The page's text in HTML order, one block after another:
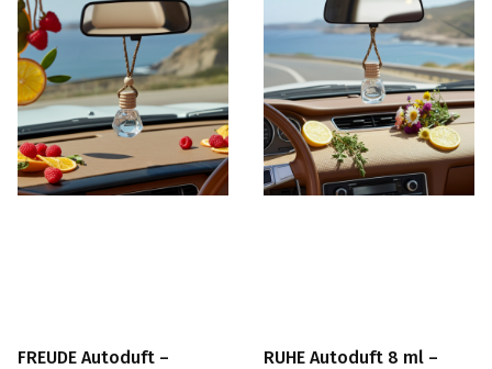
FREUDE Autoduft –
RUHE Autoduft 8 ml –